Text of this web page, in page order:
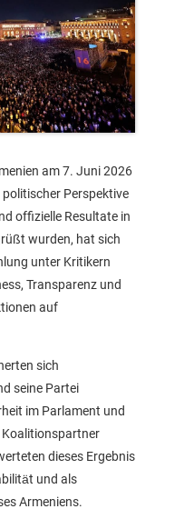
am 7. Juni 2026
Perspektive
offizielle Resultate in
wurden, hat sich
unter Kritikern
Transparenz und
auf
sich
seine Partei
im Parlament und
Koalitionspartner
dieses Ergebnis
und als
Armeniens.